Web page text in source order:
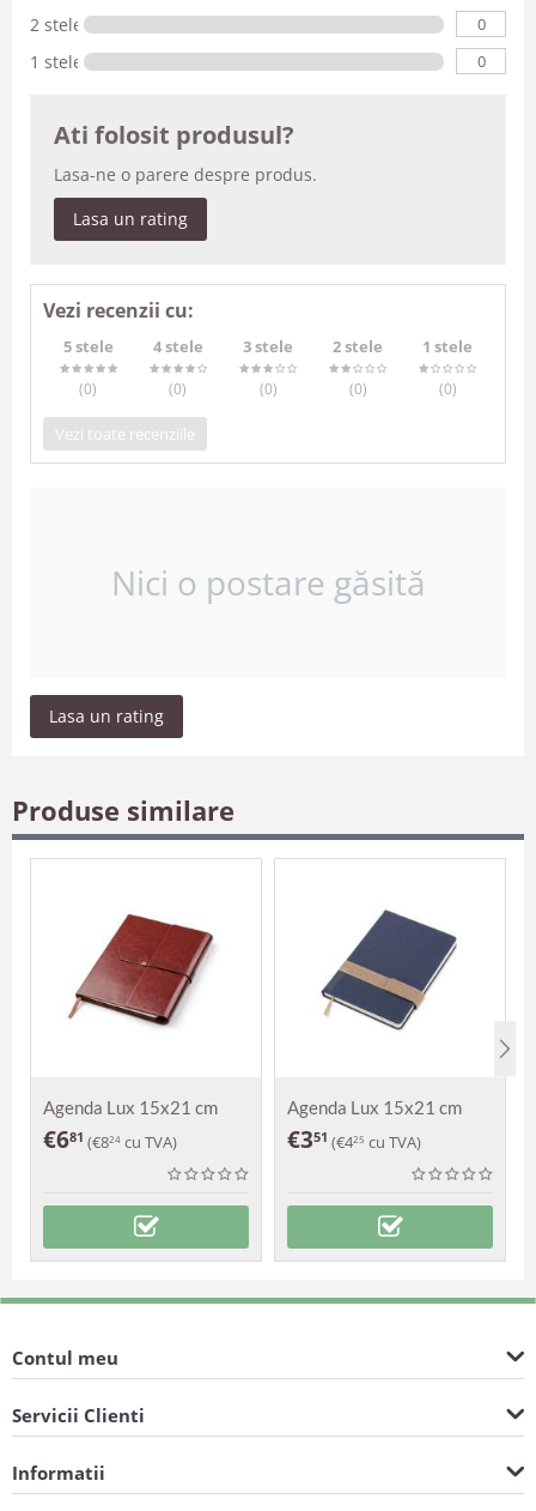
2 stele 0
1 stele 0
Ati folosit produsul?
Lasa-ne o parere despre produs.
Lasa un rating
Vezi recenzii cu:
5 stele
(0)
4 stele
(0)
3 stele
(0)
2 stele
(0)
1 stele
(0)
Vezi toate recenziile
Nici o postare găsită
Lasa un rating
Produse similare
Agenda Lux 15x21 cm
Vasco
€681 (€824 cu TVA)
Agenda Lux 15x21 cm
Elite
€351 (€425 cu TVA)
Contul meu
Servicii Clienti
Informatii